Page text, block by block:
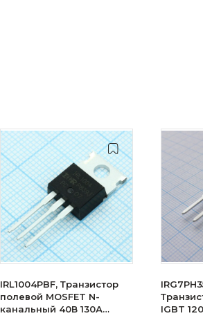
IRL1004PBF, Транзистор
полевой MOSFET N-
канальный 40В 130А
IGBT